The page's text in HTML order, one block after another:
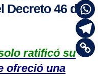
Decreto 46 de
ratificó su
ofreció una